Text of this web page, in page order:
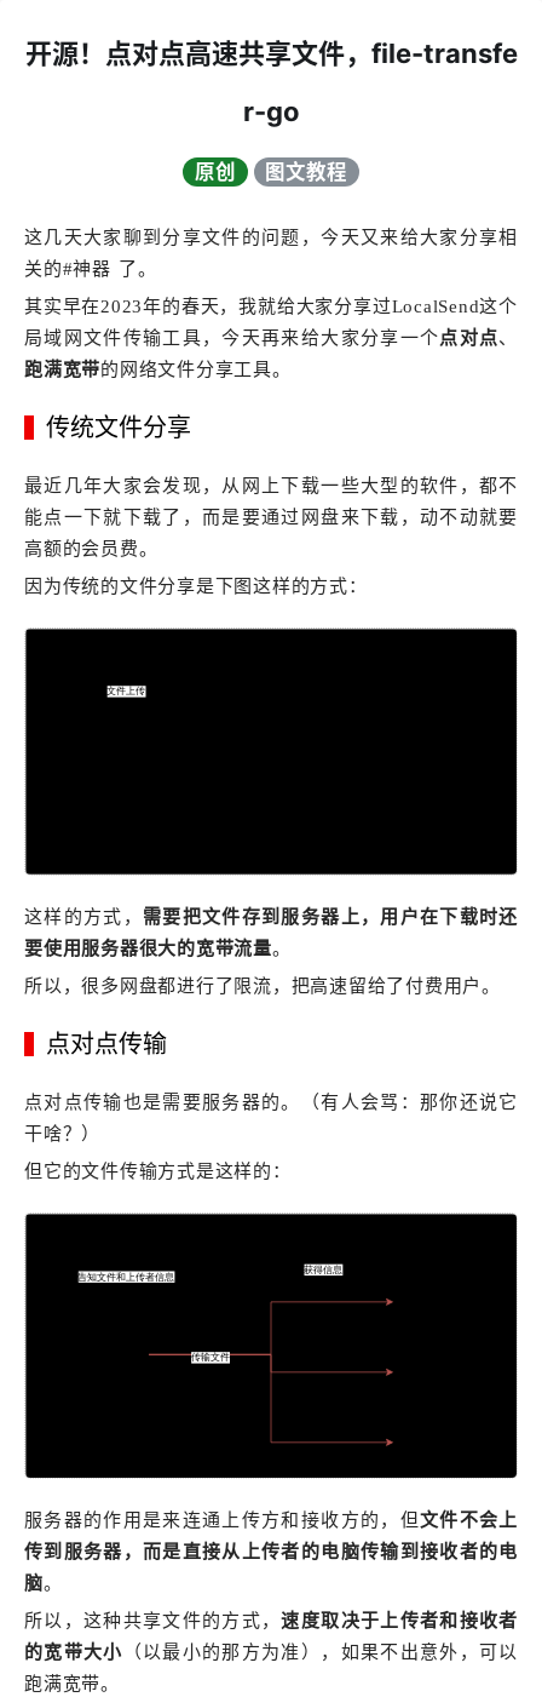
开源！点对点高速共享文件，file-transfe
r-go
原创 图文教程
这几天大家聊到分享文件的问题，今天又来给大家分享相
关的#神器 了。
其实早在2023年的春天，我就给大家分享过LocalSend这个
局域网文件传输工具，今天再来给大家分享一个点对点、
跑满宽带的网络文件分享工具。
传统文件分享
最近几年大家会发现，从网上下载一些大型的软件，都不
能点一下就下载了，而是要通过网盘来下载，动不动就要
高额的会员费。
因为传统的文件分享是下图这样的方式：
这样的方式， 需要把文件存到服务器上，用户在下载时还
要使用服务器很大的宽带流量。
所以，很多网盘都进行了限流，把高速留给了付费用户。
点对点传输
点对点传输也是需要服务器的。（有人会骂：那你还说它
干啥？）
但它的文件传输方式是这样的：
服务器的作用是来连通上传方和接收方的，但文件不会上
传到服务器，而是直接从上传者的电脑传输到接收者的电
脑。
所以，这种共享文件的方式，速度取决于上传者和接收者
的宽带大小 （以最小的那方为准），如果不出意外，可以
跑满宽带。